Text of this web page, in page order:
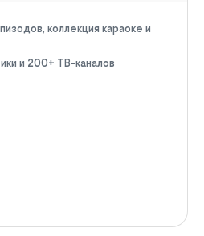
коллекция караоке и
и 200+ ТВ-каналов